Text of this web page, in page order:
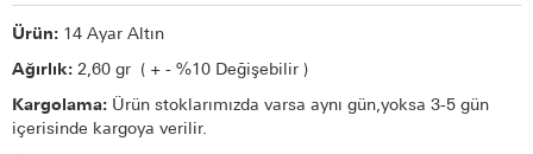
Ürün: 14 Ayar Altın
Ağırlık: 2,60 gr ( + - %10 Değişebilir )
Kargolama: Ürün stoklarımızda varsa aynı gün,yoksa 3-5 gün
içerisinde kargoya verilir.